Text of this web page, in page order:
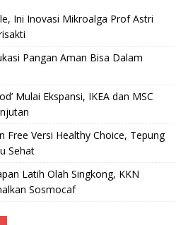
Ini Inovasi Mikroalga Prof Astri
Pangan Aman Bisa Dalam
Mulai Ekspansi, IKEA dan MSC
Free Versi Healthy Choice, Tepung
Sehat
Latih Olah Singkong, KKN
Sosmocaf